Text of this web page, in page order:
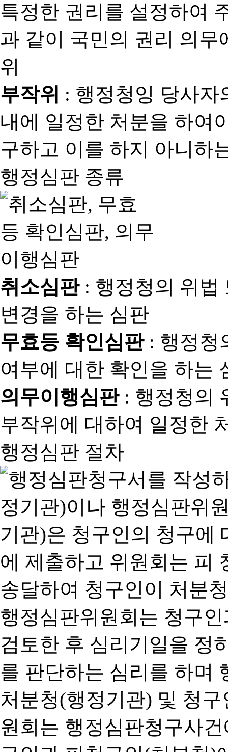
특정한 권리를 설정하여
과 같이 국민의 권리 의
위
부작위 : 행정청잉 당사자
내에 일정한 처분을 하여
구하고 이를 하지 아니하
행정심판 종류
취소심판: 행정청의 위법
변경을 하는 심판
무효등 확인심판: 행정청
여부에 대한 확인을 하는
의무이행심판: 행정청의
부작위에 대하여 일정한
행정심판 절차